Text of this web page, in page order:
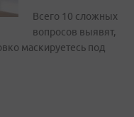
Всего 10 сложных
вопросов выявят,
маскируетесь под